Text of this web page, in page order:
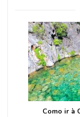
Como ir à